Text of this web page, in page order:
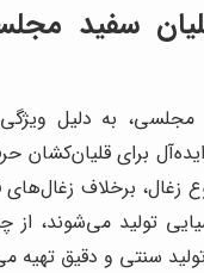
سفید
مجلسی، به دلیل
برای قلیان‌کشان
برخلاف زغال‌های
تولید می‌شوند،
تولید سنتی و دقیق تهیه